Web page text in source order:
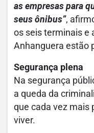
as empresas para
seus ônibus”,
os seis terminais e
Anhanguera estão
Segurança plena
Na segurança
a queda da
que cada vez mais
viver.